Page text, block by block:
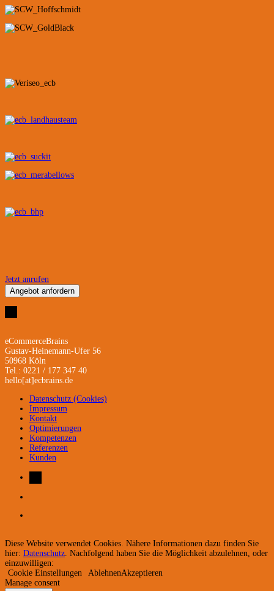
Jetzt anrufen
Angebot anfordern
eCommerceBrains
Gustav-Heinemann-Ufer 56
50968 Köln
Tel.: 0221 / 177 347 40
hello[at]ecbrains.de
Datenschutz (Cookies)
Impressum
Kontakt
Optimierungen
Kompetenzen
Referenzen
Kunden
Diese Website verwendet Cookies. Nähere Informationen dazu finden Sie
hier: Datenschutz. Nachfolgend haben Sie die Möglichkeit abzulehnen, oder
einzuwilligen:
Cookie Einstellungen
AblehnenAkzeptieren
Manage consent